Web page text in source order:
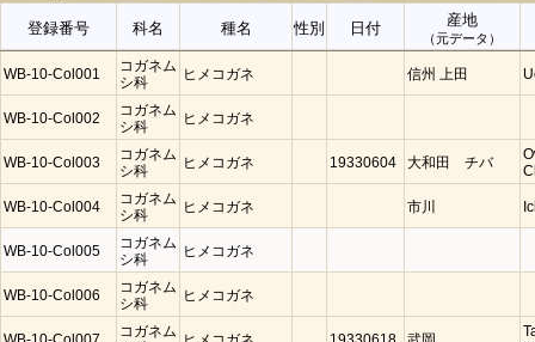
登録番号 科名 種名 性別 日付 産地
（元データ）
WB-10-Col001
コガネム
シ科
ヒメコガネ 信州 上田
WB-10-Col002
コガネム
シ科
ヒメコガネ
WB-10-Col003
コガネム
シ科
ヒメコガネ 19330604 大和田 チバ
WB-10-Col004
コガネム
シ科
ヒメコガネ 市川
WB-10-Col005
コガネム
シ科
ヒメコガネ
WB-10-Col006
コガネム
シ科
ヒメコガネ
コガネム